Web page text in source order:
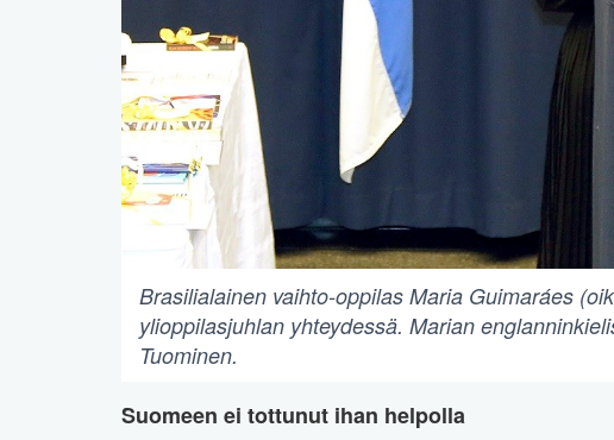
Brasilialainen vaihto-oppilas Maria Guimaráes
ylioppilasjuhlan yhteydessä. Marian
Tuominen.
Suomeen ei tottunut ihan helpolla